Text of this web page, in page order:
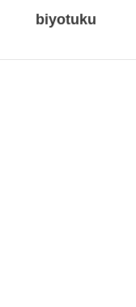
biyotuku